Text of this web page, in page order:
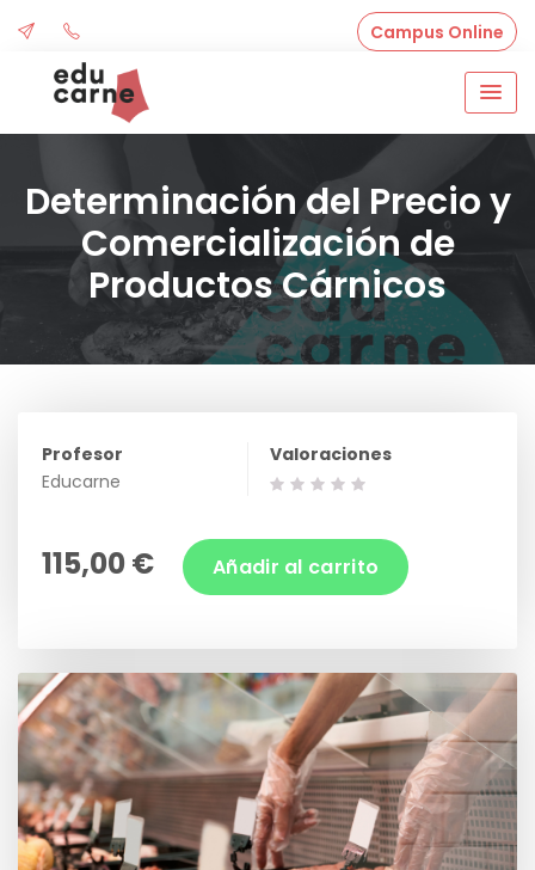
content
Campus Online
Determinación del Precio y
Comercialización de
Productos Cárnicos
Profesor
Educarne
Valoraciones
115,00 € Añadir al carrito